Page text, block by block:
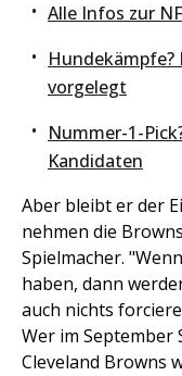
Alle Infos zur
Hundekämpfe?
vorgelegt
Nummer-1-
Kandidaten
Aber bleibt er der
nehmen die
Spielmacher.
haben, dann
auch nichts
Wer im
Cleveland Browns